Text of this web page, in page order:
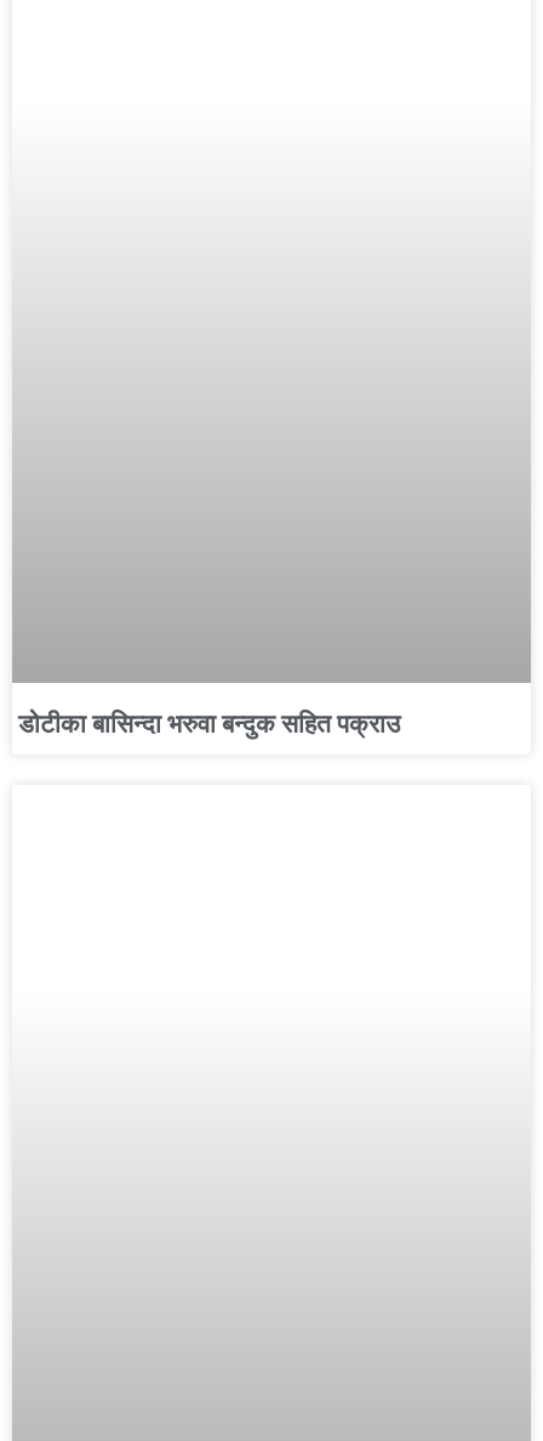
डोटीका बासिन्दा भरुवा बन्दुक सहित पक्राउ